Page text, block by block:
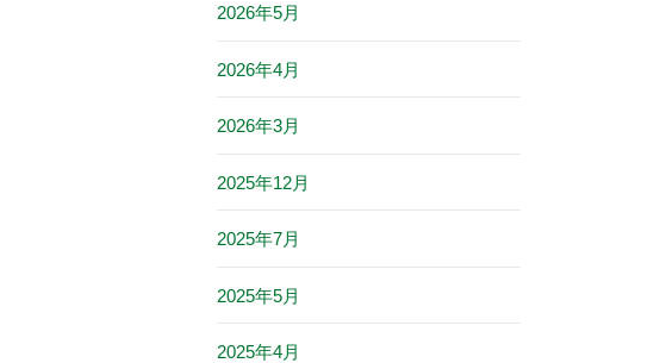
2026年5月
2026年4月
2026年3月
2025年12月
2025年7月
2025年5月
2025年4月